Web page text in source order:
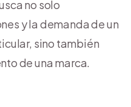
no solo
y la demanda de un
sino también
de una marca.